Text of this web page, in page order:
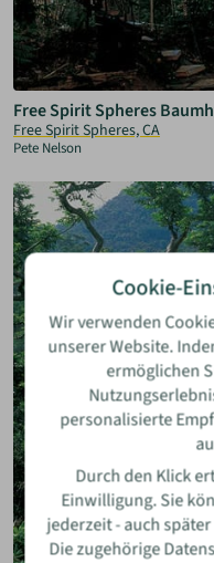
Free Spirit Spheres
Free Spirit Spheres, CA
Pete Nelson
Cookie-
Wir verwenden
unserer Website.
ermöglichen
personalisierte
Durch den Klick
Einwilligung. Sie
jederzeit - auch
Die zugehörige